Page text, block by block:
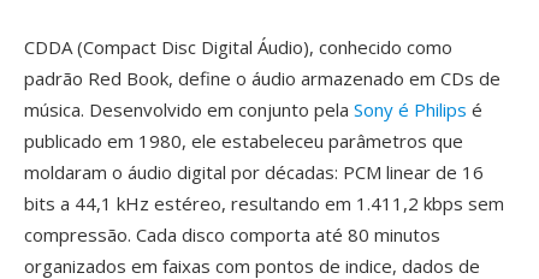
CDDA (Compact Disc Digital Áudio), conhecido como
padrão Red Book, define o áudio armazenado em CDs de
música. Desenvolvido em conjunto pela Sony é Philips é
publicado em 1980, ele estabeleceu parâmetros que
moldaram o áudio digital por décadas: PCM linear de 16
bits a 44,1 kHz estéreo, resultando em 1.411,2 kbps sem
compressão. Cada disco comporta até 80 minutos
organizados em faixas com pontos de indice, dados de